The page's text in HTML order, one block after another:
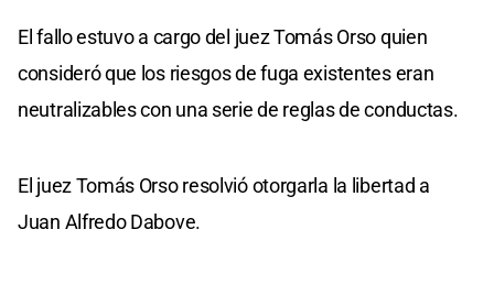
El fallo estuvo a cargo del juez Tomás Orso quien
consideró que los riesgos de fuga existentes eran
neutralizables con una serie de reglas de conductas.
El juez Tomás Orso resolvió otorgarla la libertad a
Juan Alfredo Dabove.